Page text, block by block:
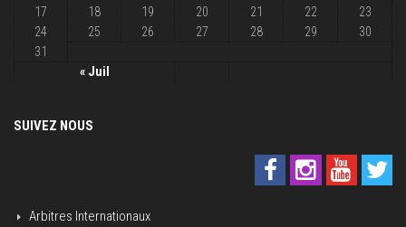
« Juil
17
18 19 20 21 22
23
24
25 26 27 28 29
30
31
SUIVEZ NOUS
Arbitres Internationaux